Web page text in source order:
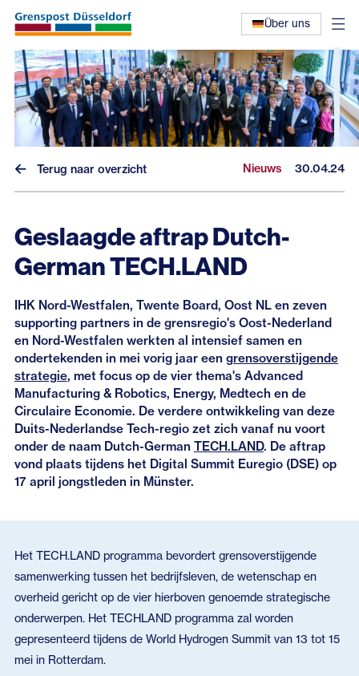
Über uns
Nieuws
Interviews
Terug naar overzicht Nieuws 30.04.24
Geslaagde aftrap Dutch-
German TECH.LAND
IHK Nord-Westfalen, Twente Board, Oost NL en zeven
supporting partners in de grensregio's Oost-Nederland
en Nord-Westfalen werkten al intensief samen en
ondertekenden in mei vorig jaar een grensoverstijgende
strategie, met focus op de vier thema's Advanced
Manufacturing & Robotics, Energy, Medtech en de
Circulaire Economie. De verdere ontwikkeling van deze
Duits-Nederlandse Tech-regio zet zich vanaf nu voort
onder de naam Dutch-German TECH.LAND. De aftrap
vond plaats tijdens het Digital Summit Euregio (DSE) op
17 april jongstleden in Münster.
Het TECH.LAND programma bevordert grensoverstijgende
samenwerking tussen het bedrijfsleven, de wetenschap en
overheid gericht op de vier hierboven genoemde strategische
onderwerpen. Het TECHLAND programma zal worden
gepresenteerd tijdens de World Hydrogen Summit van 13 tot 15
mei in Rotterdam.